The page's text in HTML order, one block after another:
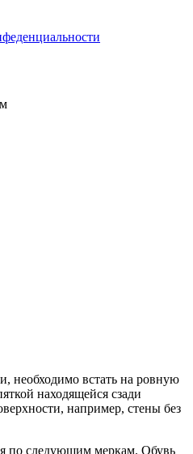
необходимо встать на ровную
находящейся сзади
например, стены без
по следующим меркам. Обувь